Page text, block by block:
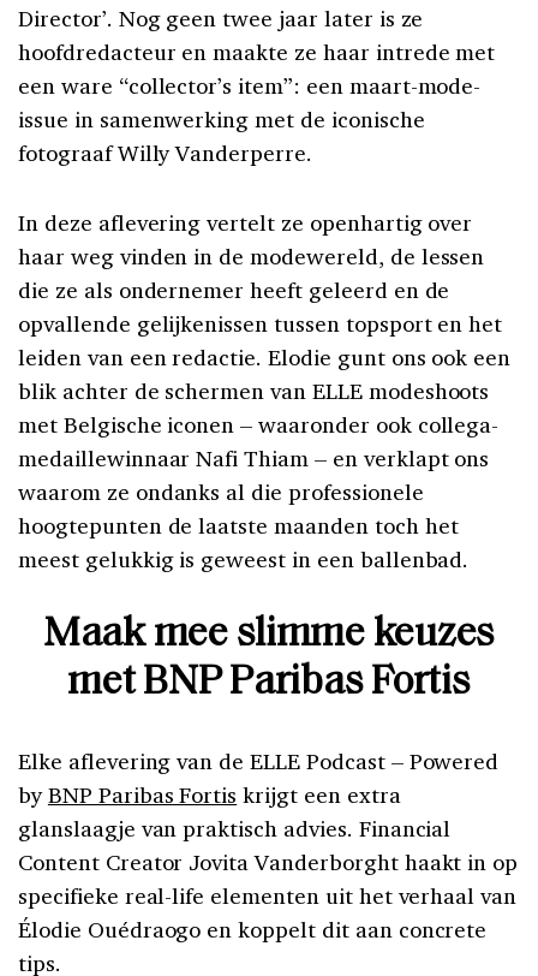
Director’. Nog geen twee jaar later is ze
hoofdredacteur en maakte ze haar intrede met
een ware “collector’s item”: een maart-mode-
issue in samenwerking met de iconische
fotograaf Willy Vanderperre.
In deze aflevering vertelt ze openhartig over
haar weg vinden in de modewereld, de lessen
die ze als ondernemer heeft geleerd en de
opvallende gelijkenissen tussen topsport en het
leiden van een redactie. Elodie gunt ons ook een
blik achter de schermen van ELLE modeshoots
met Belgische iconen – waaronder ook collega-
medaillewinnaar Nafi Thiam – en verklapt ons
waarom ze ondanks al die professionele
hoogtepunten de laatste maanden toch het
meest gelukkig is geweest in een ballenbad.
Maak mee slimme keuzes
met BNP Paribas Fortis
Elke aflevering van de ELLE Podcast – Powered
byBNP Paribas Fortis krijgt een extra
glanslaagje van praktisch advies. Financial
Content Creator Jovita Vanderborght haakt in op
specifieke real-life elementen uit het verhaal van
Élodie Ouédraogo en koppelt dit aan concrete
tips.